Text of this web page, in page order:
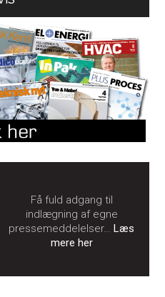
Få fuld adgang til
indlægning af egne
pressemeddelelser…Læs
mere her